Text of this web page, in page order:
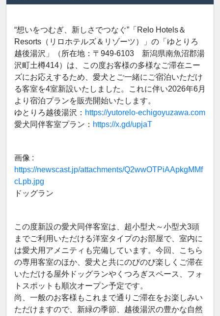
“想いをつむぎ、新しさでつなぐ”「Relo Hotels＆
Resorts（リロホテルズ＆リゾーツ）」の「ゆとりろ
越後湯沢」（所在地：〒949-6103 新潟県南魚沼郡湯
沢町土樽414）は、この度お客様の多様なご滞在ニー
ズにお応えするため、愛犬とご一緒にご宿泊いただけ
る客室を4室新設いたしました。これに伴い2026年6月
より宿泊プランを販売開始いたします。
ゆとりろ越後湯沢： https://yutorelo-echigoyuzawa.com
愛犬同伴客室プラン： https://x.gd/upjaT
画像 :
https://newscast.jp/attachments/Q2wwOTPiAApkgMMf
cLpb.jpg
ドッグラン
この度新設の愛犬同伴客室は、超小型犬～小型犬3頭
までご利用いただける洋室タイプのお部屋で、室内に
は愛犬用アメニティも完備しています。今回、こちら
の専用客室のほか、愛犬と共にのびのび楽しくご滞在
いただける屋外ドッグランやくつろぎスペース、フォ
トスポットも順次オープン予定です。
尚、一般のお客様もこれまで通りご滞在をお楽しみい
ただけますので、新緑の季節、越後湯沢の豊かな自然